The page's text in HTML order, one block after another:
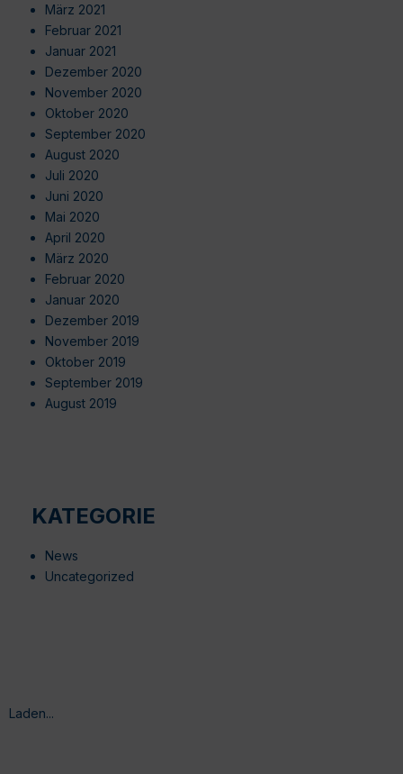
März 2021
Februar 2021
Januar 2021
Dezember 2020
November 2020
Oktober 2020
September 2020
August 2020
Juli 2020
Juni 2020
Mai 2020
April 2020
März 2020
Februar 2020
Januar 2020
Dezember 2019
November 2019
Oktober 2019
September 2019
August 2019
KATEGORIE
News
Uncategorized
Laden...